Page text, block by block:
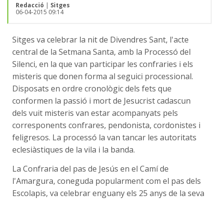
Redacció | Sitges
06-04-2015 09:14
Sitges va celebrar la nit de Divendres Sant, l'acte
central de la Setmana Santa, amb la Processó del
Silenci, en la que van participar les confraries i els
misteris que donen forma al seguici processional.
Disposats en ordre cronològic dels fets que
conformen la passió i mort de Jesucrist cadascun
dels vuit misteris van estar acompanyats pels
corresponents confrares, pendonista, cordonistes i
feligresos. La processó la van tancar les autoritats
eclesiàstiques de la vila i la banda.
La Confraria del pas de Jesús en el Camí de
l'Amargura, coneguda popularment com el pas dels
Escolapis, va celebrar enguany els 25 anys de la seva